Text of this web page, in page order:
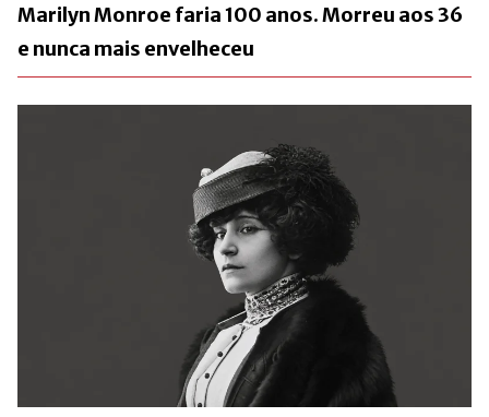
Marilyn Monroe faria 100 anos. Morreu aos 36
e nunca mais envelheceu